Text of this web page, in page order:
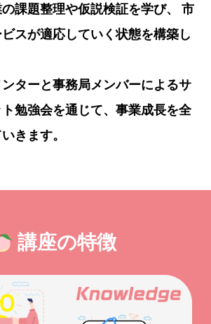
課題整理や仮説検証を学び、 市
スが適応していく状態を構築し
ターと事務局メンバーによるサ
勉強会を通じて、事業成長を全
きます。
講座の特徴